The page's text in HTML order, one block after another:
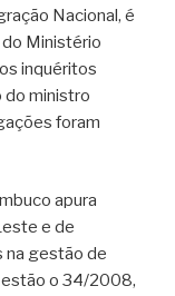
Nacional, é
Ministério
inquéritos
do ministro
foram
apura
e de
na gestão de
o 34/2008,